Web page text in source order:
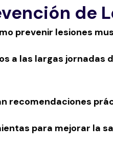
de
prevenir lesiones
a las largas
recomendaciones
para mejorar la